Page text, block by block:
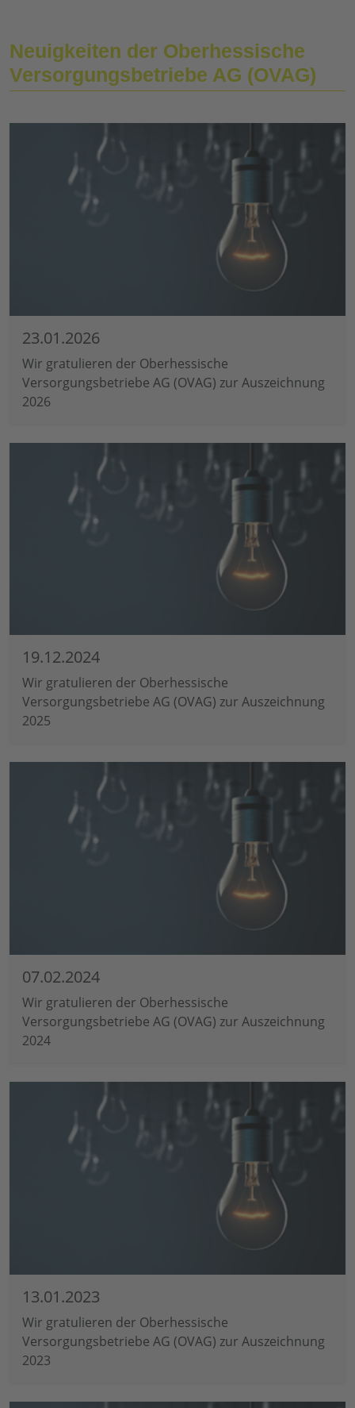
Neuigkeiten der Oberhessische
Versorgungsbetriebe AG (OVAG)
23.01.2026
Wir gratulieren der Oberhessische
Versorgungsbetriebe AG (OVAG) zur Auszeichnung
2026
19.12.2024
Wir gratulieren der Oberhessische
Versorgungsbetriebe AG (OVAG) zur Auszeichnung
2025
07.02.2024
Wir gratulieren der Oberhessische
Versorgungsbetriebe AG (OVAG) zur Auszeichnung
2024
13.01.2023
Wir gratulieren der Oberhessische
Versorgungsbetriebe AG (OVAG) zur Auszeichnung
2023